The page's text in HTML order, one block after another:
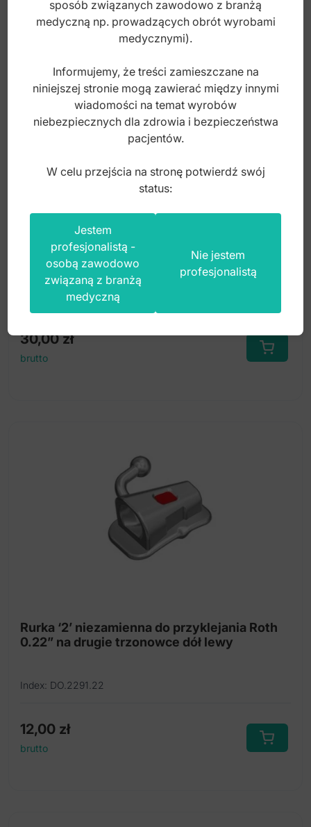
Deluxe Rurka pojedyncza niezamienna do
przyklejania .022 dół lewy T -0° O 0°
Index: DO.2390.20
30,00zł
brutto
Rurka ‘2’ niezamienna do przyklejania Roth
0.22” na drugie trzonowce dół lewy
Index: DO.2291.22
12,00 zł
brutto
sposób związanych zawodowo z branżą
medyczną np. prowadzących obrót wyrobami
medycznymi).
Informujemy, że treści zamieszczane na
niniejszej stronie mogą zawierać między innymi
wiadomości na temat wyrobów
niebezpiecznych dla zdrowia i bezpieczeństwa
pacjentów.
W celu przejścia na stronę potwierdź swój
status:
Jestem
profesjonalistą -
osobą zawodowo
związaną z branżą
medyczną
Nie jestem
profesjonalistą